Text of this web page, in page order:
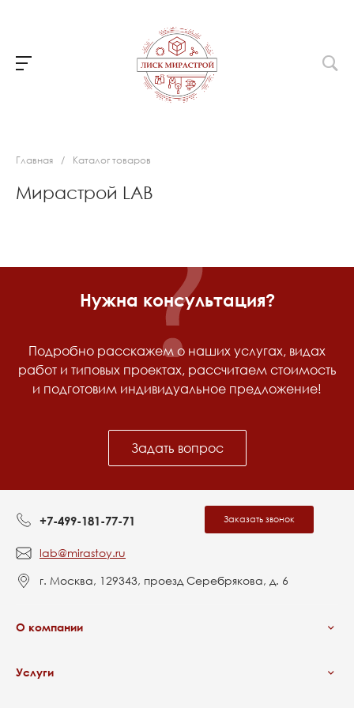
Главная / Каталог товаров
Мирастрой LAB
Нужна консультация?
Подробно расскажем о наших услугах, видах
работ и типовых проектах, рассчитаем стоимость
и подготовим индивидуальное предложение!
Задать вопрос
+7-499-181-77-71 Заказать звонок
lab@mirastoy.ru
г. Москва, 129343, проезд Серебрякова, д. 6
О компании
Услуги